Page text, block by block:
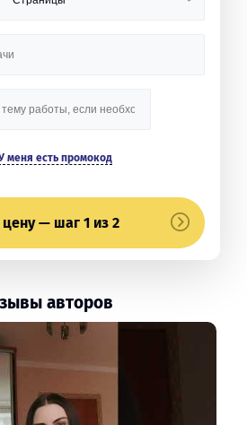
меня есть промокод
цену — шаг 1 из 2
авторов